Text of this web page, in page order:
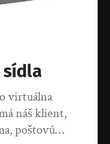
virtuálna
náš klient,
poštovú…